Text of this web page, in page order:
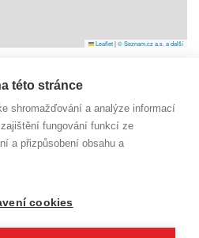
Leaflet|© Seznam.cz a.s. a další
Místek
SYSTÉMU
této stránce
shromažďování a analýze informací
fungování funkcí ze
a přizpůsobení obsahu a
cookies